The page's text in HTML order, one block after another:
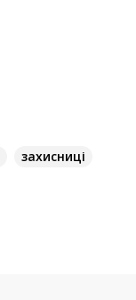
захисниці